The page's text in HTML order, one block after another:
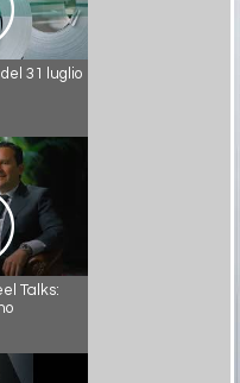
31 luglio
Talks: